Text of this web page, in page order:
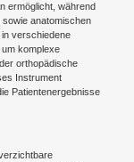
ermöglicht, während
anatomischen
verschiedene
komplexe
orthopädische
Instrument
Patientenergebnisse